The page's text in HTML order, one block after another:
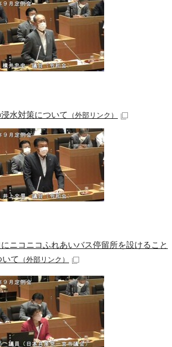
水対策について （外部リンク）
ニコニコふれあいバス停留所を設けること
いて （外部リンク）